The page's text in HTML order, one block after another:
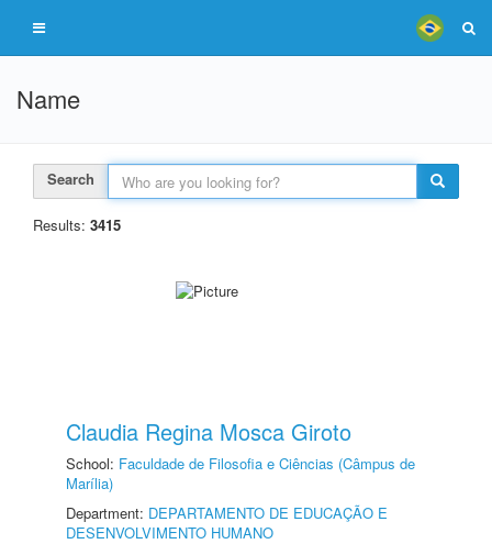
Name
Search
Results: 3415
Claudia Regina Mosca Giroto
School: Faculdade de Filosofia e Ciências (Câmpus de
Marília)
Department: DEPARTAMENTO DE EDUCAÇÃO E
DESENVOLVIMENTO HUMANO